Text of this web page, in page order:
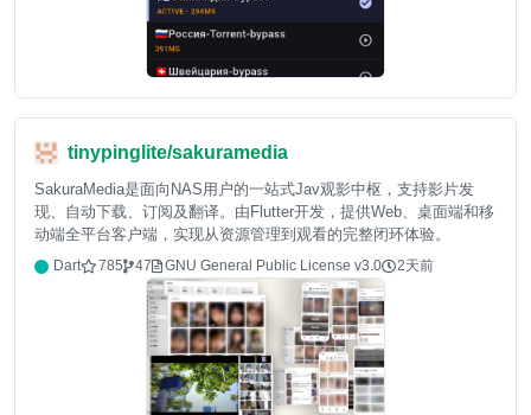
tinypinglite/sakuramedia
SakuraMedia是面向NAS用户的一站式Jav观影中枢，支持影片发
现、自动下载、订阅及翻译。由Flutter开发，提供Web、桌面端和移
动端全平台客户端，实现从资源管理到观看的完整闭环体验。
Dart 785 47 GNU General Public License v3.0 2天前